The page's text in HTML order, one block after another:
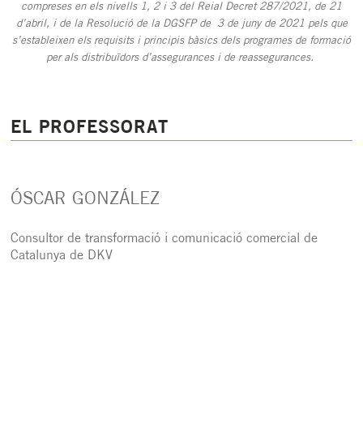
compreses en els nivells 1, 2 i 3 del Reial Decret 287/2021, de 21
d’abril, i de la Resolució de la DGSFP de 3 de juny de 2021 pels que
s’estableixen els requisits i principis bàsics dels programes de formació
per als distribuïdors d’assegurances i de reassegurances.
EL PROFESSORAT
ÓSCAR GONZÁLEZ
Consultor de transformació i comunicació comercial de
Catalunya de DKV